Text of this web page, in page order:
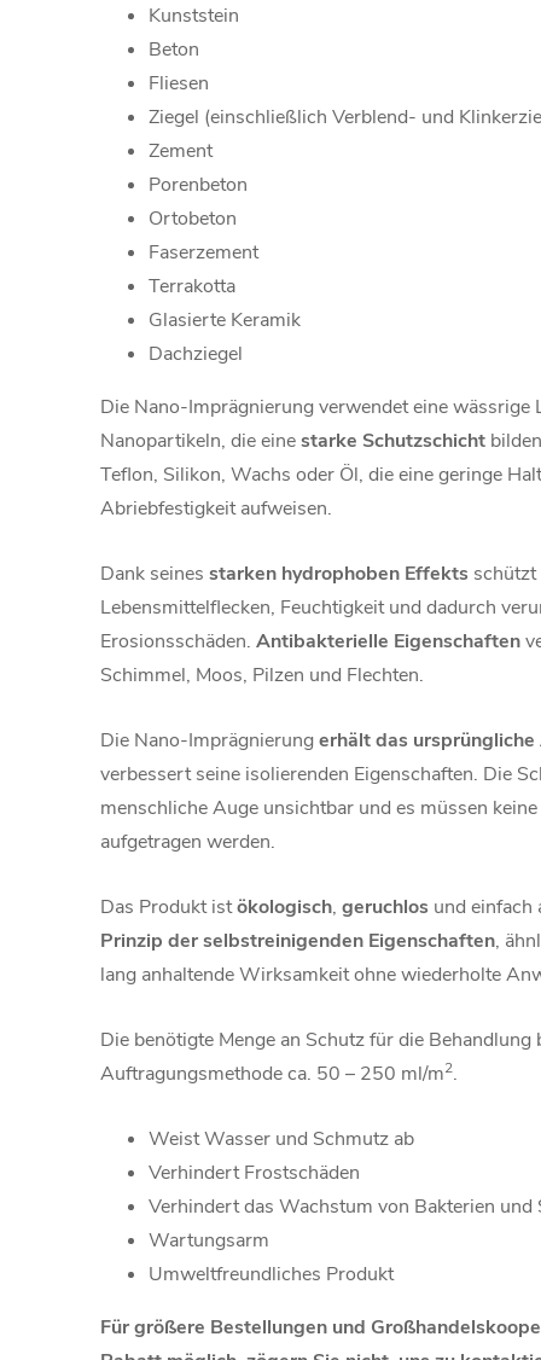
Kunststein
Beton
Fliesen
Ziegel (einschließlich Verblend- und
Zement
Porenbeton
Ortobeton
Faserzement
Terrakotta
Glasierte Keramik
Dachziegel
Die Nano-Imprägnierung verwendet eine
Nanopartikeln, die einestarke Schutzschicht
Teflon, Silikon, Wachs oder Öl, die eine geringe
Abriebfestigkeit aufweisen.
Dank seines starken hydrophoben Effekts schützt
Lebensmittelflecken, Feuchtigkeit und dadurch
Erosionsschäden. Antibakterielle Eigenschaften
Schimmel, Moos, Pilzen und Flechten.
Die Nano-Imprägnierungerhält das ursprüngliche
verbessert seine isolierenden Eigenschaften. Die
menschliche Auge unsichtbar und es müssen
aufgetragen werden.
Das Produkt istökologisch, geruchlos und einfach
Prinzip der selbstreinigenden Eigenschaften,
lang anhaltende Wirksamkeit ohne wiederholte
Die benötigte Menge an Schutz für die
Auftragungsmethode ca. 50 – 250 ml/m2.
Weist Wasser und Schmutz ab
Verhindert Frostschäden
Verhindert das Wachstum von Bakterien und
Wartungsarm
Umweltfreundliches Produkt
Für größere Bestellungen und